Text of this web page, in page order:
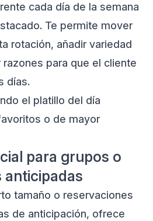
cada día de la semana
Te permite mover
rotación, añadir variedad
para que el cliente
días.
el platillo del día
o de mayor
para grupos o
anticipadas
tamaño o reservaciones
de anticipación, ofrece